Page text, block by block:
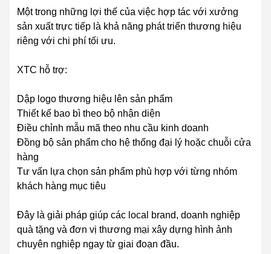
Một trong những lợi thế của việc hợp tác với xưởng
sản xuất trực tiếp là khả năng phát triển thương hiệu
riêng với chi phí tối ưu.
XTC hỗ trợ:
Dập logo thương hiệu lên sản phẩm
Thiết kế bao bì theo bộ nhận diện
Điều chỉnh mẫu mã theo nhu cầu kinh doanh
Đồng bộ sản phẩm cho hệ thống đại lý hoặc chuỗi cửa
hàng
Tư vấn lựa chọn sản phẩm phù hợp với từng nhóm
khách hàng mục tiêu
Đây là giải pháp giúp các local brand, doanh nghiệp
quà tặng và đơn vị thương mại xây dựng hình ảnh
chuyên nghiệp ngay từ giai đoạn đầu.